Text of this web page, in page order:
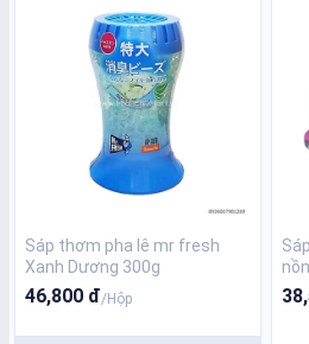
Sáp thơm pha lê mr fresh
Xanh Dương 300g
46,800 đ/Hộp